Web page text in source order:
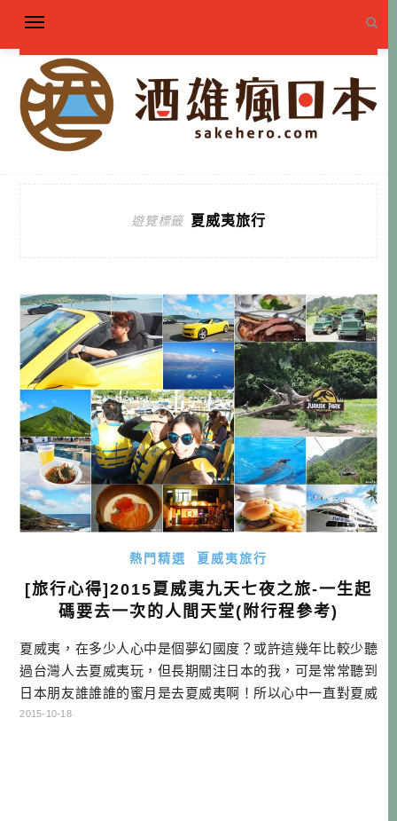
遊覽標籤 夏威夷旅行
熱門精選 夏威夷旅行
[旅行心得]2015夏威夷九天七夜之旅-一生起
碼要去一次的人間天堂(附行程參考)
夏威夷，在多少人心中是個夢幻國度？或許這幾年比較少聽
過台灣人去夏威夷玩，但長期關注日本的我，可是常常聽到
日本朋友誰誰誰的蜜月是去夏威夷啊！所以心中一直對夏威
夷充滿了許多好奇。如同大家所知道的，我去過很多很多次
2015-10-18